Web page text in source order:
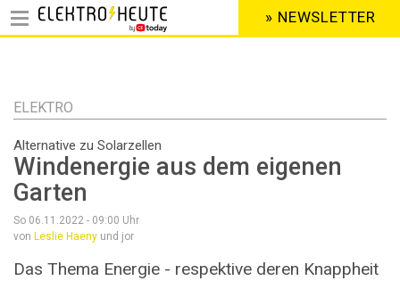
Inhalt
HEADER
MENU
» NEWSLETTER
ELEKTRO
Alternative zu Solarzellen
Windenergie aus dem eigenen
Garten
So 06.11.2022 - 09:00 Uhr
von Leslie Haeny und jor
Das Thema Energie - respektive deren Knappheit